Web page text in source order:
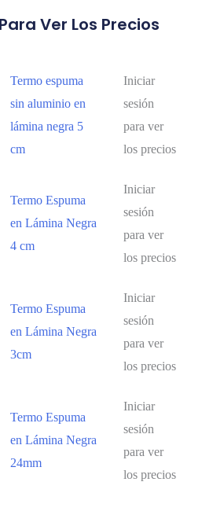
Ver Los Precios
Termo espuma
sin aluminio en
lámina negra 5
cm
Iniciar
sesión
para ver
los precios
Termo Espuma
en Lámina Negra
4 cm
Iniciar
sesión
para ver
los precios
Termo Espuma
en Lámina Negra
3cm
Iniciar
sesión
para ver
los precios
Termo Espuma
en Lámina Negra
24mm
Iniciar
sesión
para ver
los precios